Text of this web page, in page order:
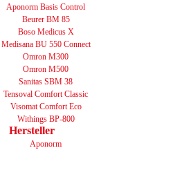
Aponorm Basis Control
Beurer BM 85
Boso Medicus X
Medisana BU 550 Connect
Omron M300
Omron M500
Sanitas SBM 38
Tensoval Comfort Classic
Visomat Comfort Eco
Withings BP-800
Hersteller
Aponorm